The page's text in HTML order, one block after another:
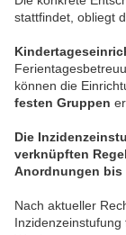
stattfindet, obliegt
können die
festen Gruppen
Die
verknüpften
Anordnungen bis
Nach aktueller